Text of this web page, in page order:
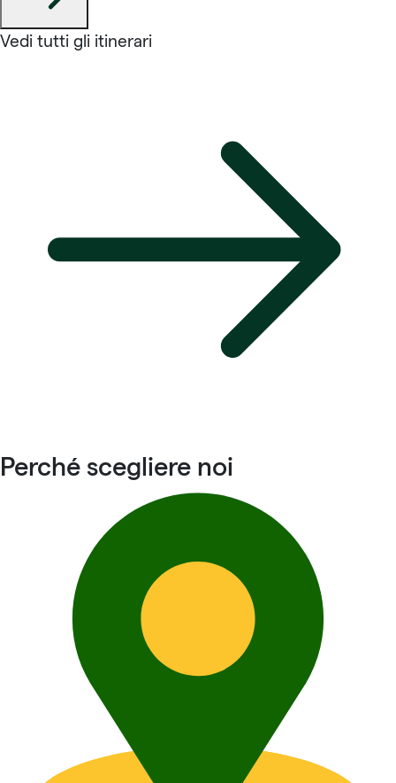
Vedi tutti gli itinerari
Perché scegliere noi